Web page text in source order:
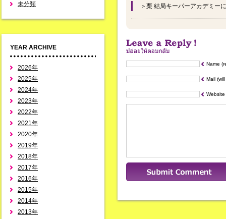
未分類
YEAR ARCHIVE
2026年
2025年
2024年
2023年
2022年
2021年
2020年
2019年
2018年
2017年
2016年
2015年
2014年
2013年
＞栗 結局キーパーアカデミー
Name
Mail
Website